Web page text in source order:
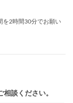
を2時間30分でお願い
談ください。